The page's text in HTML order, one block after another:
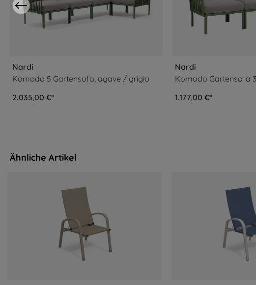
Nardi
Komodo 5 Gartensofa, agave / grigio
2.035,00 €*
Nardi
1.177,00 €*
Ähnliche Artikel